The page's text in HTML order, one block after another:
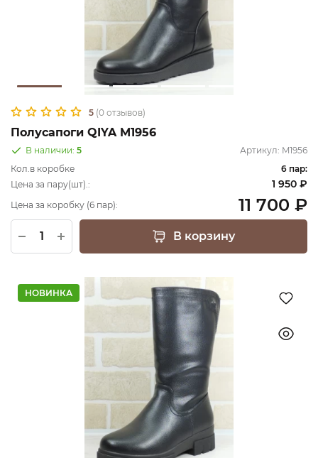
5 (0 отзывов)
Полусапоги QIYA M1956
В наличии: 5 Артикул: M1956
Кол.в коробке
6 пар:
Цена за пару(шт).:
1 950 ₽
Цена за коробку (6 пар): 11 700 ₽
В корзину
НОВИНКА